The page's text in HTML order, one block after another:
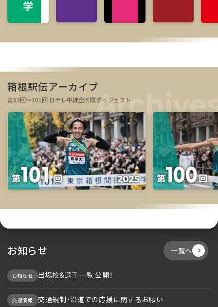
箱根駅伝アーカイブ
第63回～101回 日テレ中継全区間ダイジェスト
お知らせ 一覧へ
お知らせ 出場校&選手一覧 公開！
交通情報 交通規制・沿道での応援に関するお願い